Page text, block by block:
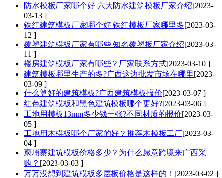
防水模板厂家哪个好 六大防水建筑模板厂家介绍[2023-
03-13 ]
铁红建筑模板厂家哪个好 铁红模板厂家哪里多[2023-03-
12 ]
覆塑建筑模板厂家有哪些 知名覆塑板厂家介绍[2023-03-
11 ]
楼房建筑模板厂家有哪些？厂家联系方式[2023-03-10 ]
建筑模板哪里生产的多?广西这边批发市场在哪里[2023-
03-09 ]
什么算好的建筑模板?广西建筑模板报价[2023-03-07 ]
红色建筑模板和黑色建筑模板哪个更好?[2023-03-06 ]
工地用模板13mm多少钱一张?不同材质的报价[2023-03-
05 ]
工地用木模板哪个厂家的好？推荐木模板工厂[2023-03-
04 ]
柬埔寨建筑模板价格多少？为什么愿意跨境来广西采
购？ [2023-03-03 ]
万万没想到建筑模板多层板价格是这样的！ [2023-03-02 ]